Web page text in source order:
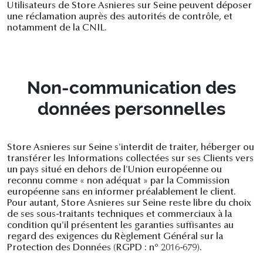
Utilisateurs de Store Asnieres sur Seine peuvent déposer
une réclamation auprès des autorités de contrôle, et
notamment de la CNIL.
Non-communication des
données personnelles
Store Asnieres sur Seine s'interdit de traiter, héberger ou
transférer les Informations collectées sur ses Clients vers
un pays situé en dehors de l'Union européenne ou
reconnu comme « non adéquat » par la Commission
européenne sans en informer préalablement le client.
Pour autant, Store Asnieres sur Seine reste libre du choix
de ses sous-traitants techniques et commerciaux à la
condition qu'il présentent les garanties suffisantes au
regard des exigences du Règlement Général sur la
Protection des Données (RGPD : n° 2016-679).